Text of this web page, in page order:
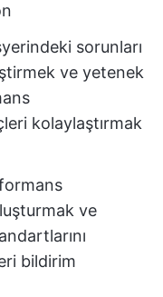
sorunları
ve yetenek
kolaylaştırmak
ve
bildirim